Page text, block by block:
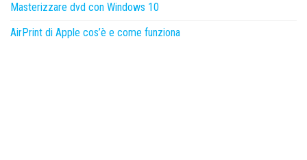
Masterizzare dvd con Windows 10
AirPrint di Apple cos’è e come funziona